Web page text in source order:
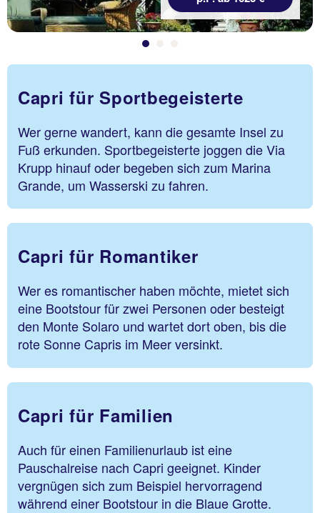
Capri für Sportbegeisterte
Wer gerne wandert, kann die gesamte Insel zu
Fuß erkunden. Sportbegeisterte joggen die Via
Krupp hinauf oder begeben sich zum Marina
Grande, um Wasserski zu fahren.
Capri für Romantiker
Wer es romantischer haben möchte, mietet sich
eine Bootstour für zwei Personen oder besteigt
den Monte Solaro und wartet dort oben, bis die
rote Sonne Capris im Meer versinkt.
Capri für Familien
Auch für einen Familienurlaub ist eine
Pauschalreise nach Capri geeignet. Kinder
vergnügen sich zum Beispiel hervorragend
während einer Bootstour in die Blaue Grotte.